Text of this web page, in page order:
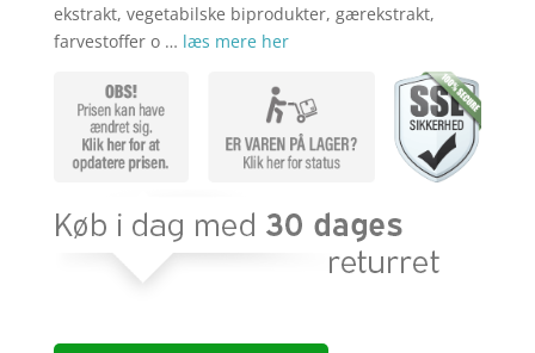
ekstrakt, vegetabilske biprodukter, gærekstrakt,
farvestoffer o … læs mere her